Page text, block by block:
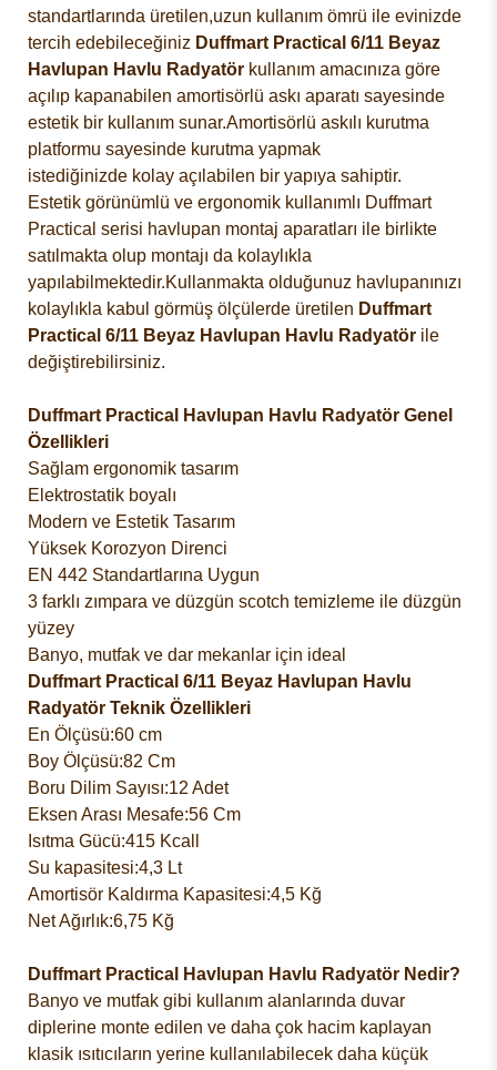
standartlarında üretilen,uzun kullanım ömrü ile evinizde
tercih edebileceğiniz Duffmart Practical 6/11 Beyaz
Havlupan Havlu Radyatör kullanım amacınıza göre
açılıp kapanabilen amortisörlü askı aparatı sayesinde
estetik bir kullanım sunar.Amortisörlü askılı kurutma
platformu sayesinde kurutma yapmak
istediğinizde kolay açılabilen bir yapıya sahiptir.
Estetik görünümlü ve ergonomik kullanımlı Duffmart
Practical serisi havlupan montaj aparatları ile birlikte
satılmakta olup montajı da kolaylıkla
yapılabilmektedir.Kullanmakta olduğunuz havlupanınızı
kolaylıkla kabul görmüş ölçülerde üretilen Duffmart
Practical 6/11 Beyaz Havlupan Havlu Radyatör ile
değiştirebilirsiniz.
Duffmart Practical Havlupan Havlu Radyatör Genel
Özellikleri
Sağlam ergonomik tasarım
Elektrostatik boyalı
Modern ve Estetik Tasarım
Yüksek Korozyon Direnci
EN 442 Standartlarına Uygun
3 farklı zımpara ve düzgün scotch temizleme ile düzgün
yüzey
Banyo, mutfak ve dar mekanlar için ideal
Duffmart Practical 6/11 Beyaz Havlupan Havlu
Radyatör Teknik Özellikleri
En Ölçüsü:60 cm
Boy Ölçüsü:82 Cm
Boru Dilim Sayısı:12 Adet
Eksen Arası Mesafe:56 Cm
Isıtma Gücü:415 Kcall
Su kapasitesi:4,3 Lt
Amortisör Kaldırma Kapasitesi:4,5 Kğ
Net Ağırlık:6,75 Kğ
Duffmart Practical Havlupan Havlu Radyatör Nedir?
Banyo ve mutfak gibi kullanım alanlarında duvar
diplerine monte edilen ve daha çok hacim kaplayan
klasik ısıtıcıların yerine kullanılabilecek daha küçük